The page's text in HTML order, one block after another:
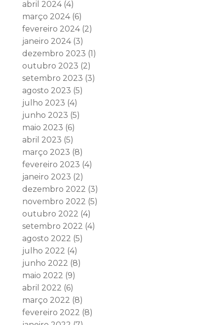
abril 2024(4)
março 2024(6)
fevereiro 2024(2)
janeiro 2024(3)
dezembro 2023 (1)
outubro 2023 (2)
setembro 2023 (3)
agosto 2023 (5)
julho 2023 (4)
junho 2023 (5)
maio 2023 (6)
abril 2023 (5)
março 2023 (8)
fevereiro 2023 (4)
janeiro 2023 (2)
dezembro 2022 (3)
novembro 2022 (5)
outubro 2022 (4)
setembro 2022 (4)
agosto 2022 (5)
julho 2022 (4)
junho 2022 (8)
maio 2022 (9)
abril 2022 (6)
março 2022 (8)
fevereiro 2022 (8)